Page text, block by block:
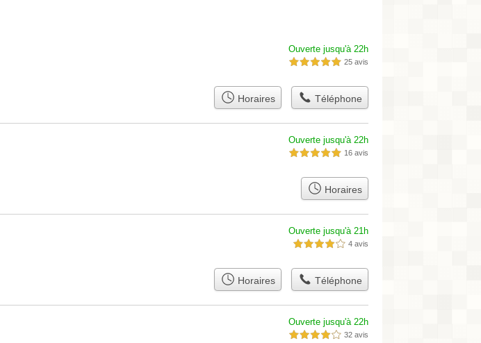
Ouverte jusqu'à 22h
5,0 étoiles sur 5 25 avis
Horaires Téléphone
Ouverte jusqu'à 22h
5,0 étoiles sur 5 16 avis
Horaires
Ouverte jusqu'à 21h
4,0 étoiles sur 5 4 avis
Horaires Téléphone
Ouverte jusqu'à 22h
4,0 étoiles sur 5 32 avis